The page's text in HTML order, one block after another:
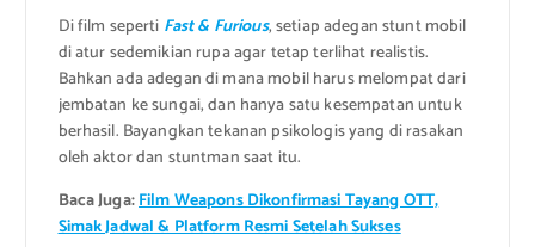
Di film seperti Fast & Furious, setiap adegan stunt mobil
di atur sedemikian rupa agar tetap terlihat realistis.
Bahkan ada adegan di mana mobil harus melompat dari
jembatan ke sungai, dan hanya satu kesempatan untuk
berhasil. Bayangkan tekanan psikologis yang di rasakan
oleh aktor dan stuntman saat itu.
Baca Juga:Film Weapons Dikonfirmasi Tayang OTT,
Simak Jadwal & Platform Resmi Setelah Sukses